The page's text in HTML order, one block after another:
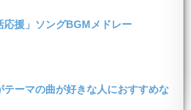
応援」ソングBGMメドレー
テーマの曲が好きな人におすすめな